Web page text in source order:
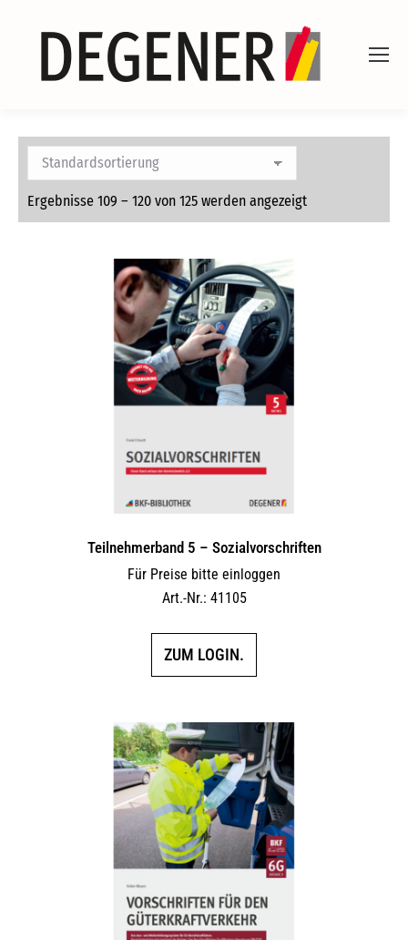
Ergebnisse 109 – 120 von 125 werden angezeigt
Teilnehmerband 5 – Sozialvorschriften
Für Preise bitte einloggen
Art.-Nr.: 41105
ZUM LOGIN.